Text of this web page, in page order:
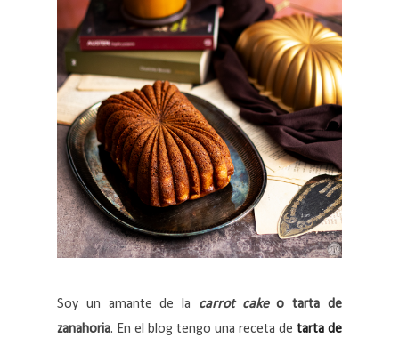
Soy un amante de la carrot cakeo tarta de
zanahoria. En el blog tengo una receta de tarta de